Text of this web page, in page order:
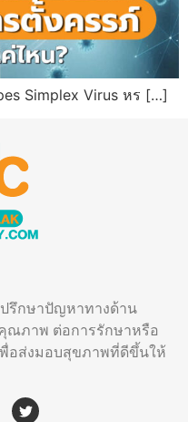
Simplex Virus หร […]
รึกษาปัญหาทางด้าน
ภาพ ต่อการรักษาหรือ
อส่งมอบสุขภาพที่ดีขึ้นให้